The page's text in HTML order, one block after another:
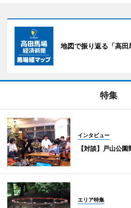
地図で振り返る「高田
特集
インタビュー
【対談】戸山公
エリア特集